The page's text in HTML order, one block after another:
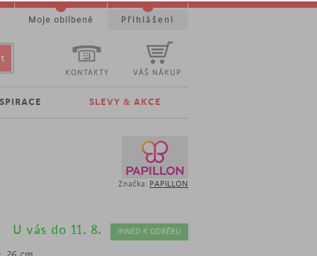
Značka: PAPILLON
U vás do 11. 8. IHNED K ODBĚRU
KONTAKTY VÁŠ NÁKUP
SLEVY & AKCE
Moje oblíbené Přihlášení